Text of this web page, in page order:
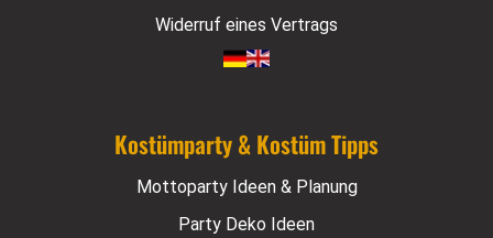
Widerruf eines Vertrags
Kostümparty & Kostüm Tipps
Mottoparty Ideen & Planung
Party Deko Ideen